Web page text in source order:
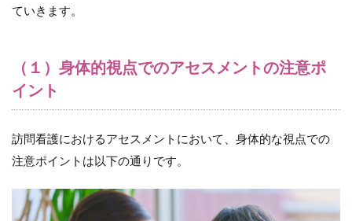
9.3
サポー
ト体制
を確認
する
9.4
（４）
家族と
ュニケ
ーショ
ていきます。
（１）身体的視点でのアセスメントの注意ポ
イント
訪問看護におけるアセスメントにおいて、身体的な視点での
注意ポイントは以下の通りです。